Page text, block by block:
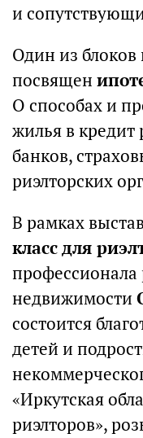
и
Один из
посвящен
О способах и
жилья в кредит
банков,
риэлторских
В рамках
класс для
профессионала
недвижимости
состоится
детей и
«Иркутская
риэлторов»,